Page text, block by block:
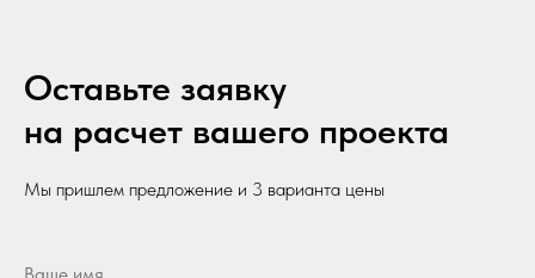
Оставьте заявку
на расчет вашего проекта
Мы пришлем предложение и 3 варианта цены